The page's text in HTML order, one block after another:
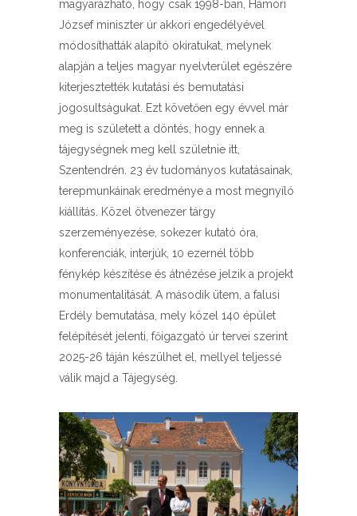
magyarázható, hogy csak 1998-ban, Hámori
József miniszter úr akkori engedélyével
módosíthatták alapító okiratukat, melynek
alapján a teljes magyar nyelvterület egészére
kiterjesztették kutatási és bemutatási
jogosultságukat. Ezt követően egy évvel már
meg is született a döntés, hogy ennek a
tájegységnek meg kell születnie itt,
Szentendrén. 23 év tudományos kutatásainak,
terepmunkáinak eredménye a most megnyíló
kiállítás. Közel ötvenezer tárgy
szerzeményezése, sokezer kutató óra,
konferenciák, interjúk, 10 ezernél több
fénykép készítése és átnézése jelzik a projekt
monumentalitását. A második ütem, a falusi
Erdély bemutatása, mely közel 140 épület
felépítését jelenti, főigazgató úr tervei szerint
2025-26 táján készülhet el, mellyel teljessé
válik majd a Tájegység.